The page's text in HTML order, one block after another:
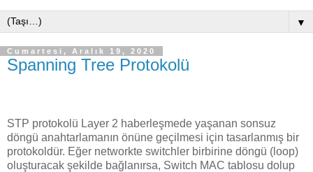
▼
Cumartesi, Aralık 19, 2020
Spanning Tree Protokolü
STP protokolü Layer 2 haberleşmede yaşanan sonsuz
döngü anahtarlamanın önüne geçilmesi için tasarlanmış bir
protokoldür. Eğer networkte switchler birbirine döngü (loop)
oluşturacak şekilde bağlanırsa, Switch MAC tablosu dolup